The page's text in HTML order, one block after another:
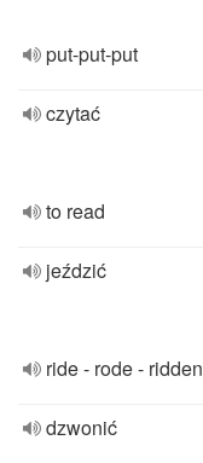
put-put-put
czytać
to read
jeździć
ride - rode - ridden
dzwonić